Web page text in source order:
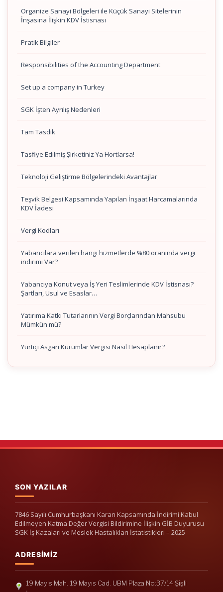
Organize Sanayi Bölgeleri ile Küçük Sanayi Sitelerinin
İnşasına İlişkin KDV İstisnası
Pratik Bilgiler
Responsibilities of the Accounting Department
Set up a company in Turkey
SGK İşten Ayrılış Nedenleri
Tam Tasdik
Tasfiye Edilmiş Şirketiniz Ya Hortlarsa!
Teknoloji Geliştirme Bölgelerindeki Avantajlar
Teşvik Belgesi Kapsamında Yapılan İnşaat Harcamalarında
KDV İadesi
Vergi Kodları
Yabancılara verilen hangi hizmetlerde %80 oranında vergi
indirimi Var?
Yabancıya Konut veya İş Yeri Teslimlerinde KDV İstisnası?
Şartları, Usul ve Esaslar…
Yatırıma Katkı Tutarlarının Vergi Borçlarından Mahsubu
Mümkün mü?
Yurtiçi Asgari Kurumlar Vergisi Nasıl Hesaplanır?
SON YAZILAR
7846 Sayılı Cumhurbaşkanı Kararı Kapsamında İndirimi Kabul
Edilmeyen Katma Değer Vergisi Bildirimine İlişkin GİB Duyurusu
SGK İş Kazaları ve Meslek Hastalıkları İstatistikleri – 2025
ADRESIMIZ
19 Mayıs Mah. 19 Mayıs Cad. UBM Plaza No:37/14 Şişli